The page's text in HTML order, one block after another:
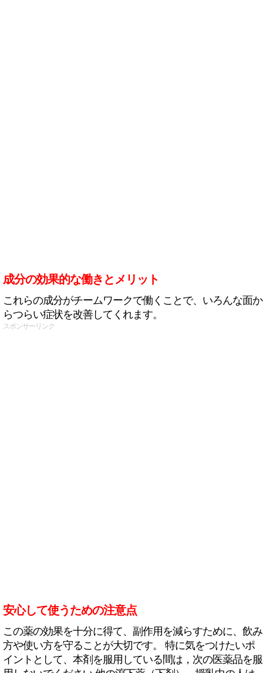
成分の効果的な働きとメリット
これらの成分がチームワークで働くことで、いろんな面か
らつらい症状を改善してくれます。
スポンサーリンク
安心して使うための注意点
この薬の効果を十分に得て、副作用を減らすために、飲み
方や使い方を守ることが大切です。 特に気をつけたいポ
イントとして、本剤を服用している間は，次の医薬品を服